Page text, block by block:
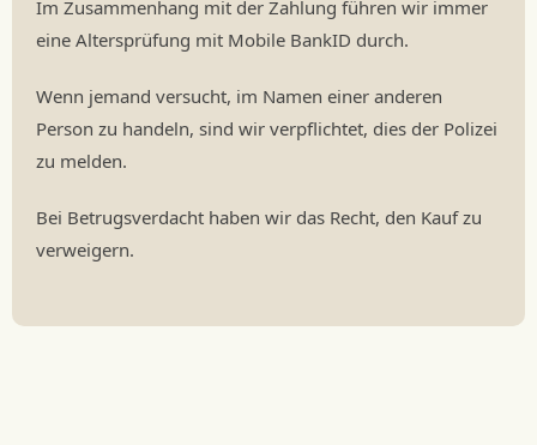
Im Zusammenhang mit der Zahlung führen wir immer
eine Altersprüfung mit Mobile BankID durch.
Wenn jemand versucht, im Namen einer anderen
Person zu handeln, sind wir verpflichtet, dies der Polizei
zu melden.
Bei Betrugsverdacht haben wir das Recht, den Kauf zu
verweigern.